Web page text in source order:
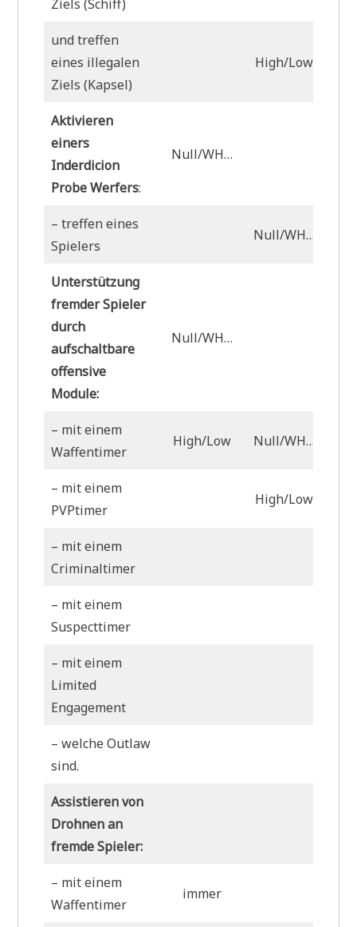
Ziels (Schiff)
und treffen
eines illegalen
Ziels (Kapsel)
High/Low
Aktivieren
einers
Inderdicion
Probe Werfers:
Null/WH…
– treffen eines
Spielers
Null/WH…
Unterstützung
fremder Spieler
durch
aufschaltbare
offensive
Module:
Null/WH…
– mit einem
Waffentimer
High/Low Null/WH…
– mit einem
PVPtimer
High/Low
– mit einem
Criminaltimer
– mit einem
Suspecttimer
– mit einem
Limited
Engagement
– welche Outlaw
sind.
Assistieren von
Drohnen an
fremde Spieler:
– mit einem
Waffentimer
immer